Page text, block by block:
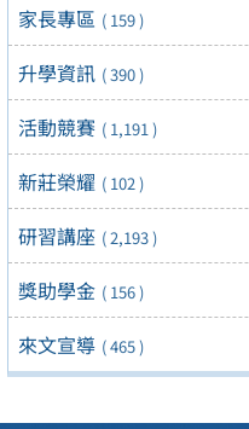
家長專區 ( 159 )
升學資訊 ( 390 )
活動競賽 ( 1,191 )
新莊榮耀 ( 102 )
研習講座 ( 2,193 )
獎助學金 ( 156 )
來文宣導 ( 465 )